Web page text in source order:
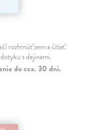
rozhrnúť zem a čítať.
s dejinami.
do cca. 30 dní.